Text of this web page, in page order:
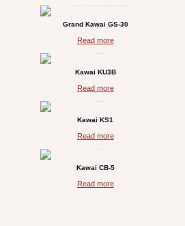
Grand Kawai GS-30
Read more
Kawai KU3B
Read more
Kawai KS1
Read more
Kawai CB-5
Read more